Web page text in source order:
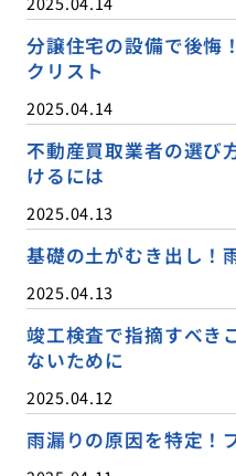
分譲住宅の設備で後悔
クリスト
2025.04.14
不動産買取業者の選び
けるには
2025.04.13
基礎の土がむき出し！
2025.04.13
竣工検査で指摘すべき
ないために
2025.04.12
雨漏りの原因を特定！